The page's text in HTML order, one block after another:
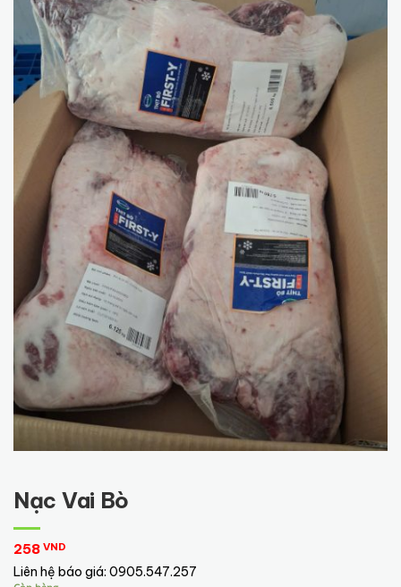
Nạc Vai Bò
258 VND
Liên hệ báo giá: 0905.547.257